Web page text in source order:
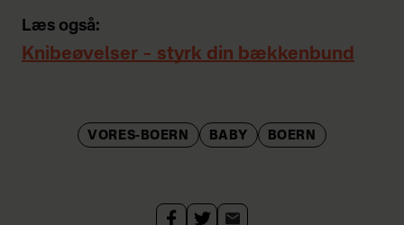
Læs også:
Knibeøvelser – styrk din bækkenbund
VORES-BOERN BABY BOERN